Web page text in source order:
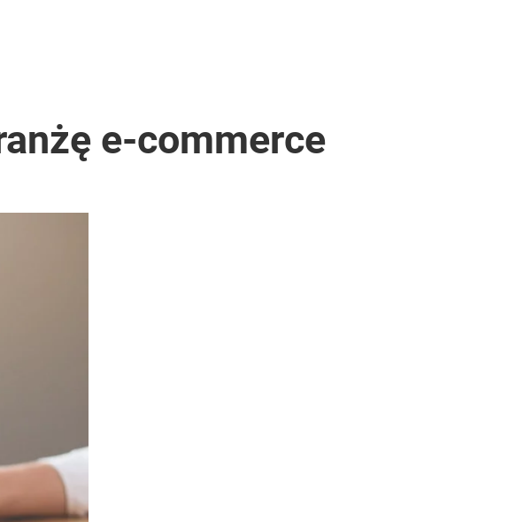
e-commerce